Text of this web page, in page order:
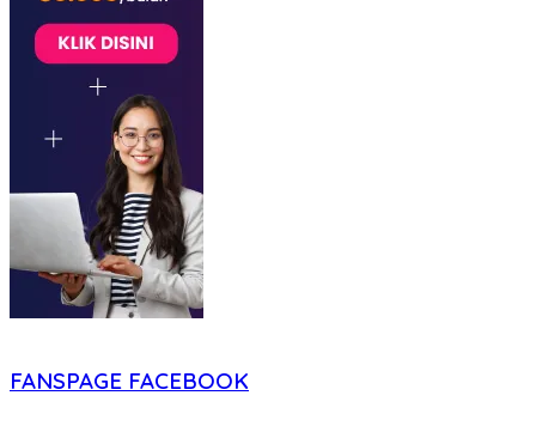
FANSPAGE FACEBOOK